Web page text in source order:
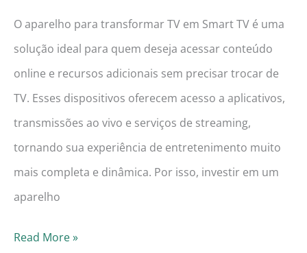
O aparelho para transformar TV em Smart TV é uma
solução ideal para quem deseja acessar conteúdo
online e recursos adicionais sem precisar trocar de
TV. Esses dispositivos oferecem acesso a aplicativos,
transmissões ao vivo e serviços de streaming,
tornando sua experiência de entretenimento muito
mais completa e dinâmica. Por isso, investir em um
aparelho
Guia
Read More »